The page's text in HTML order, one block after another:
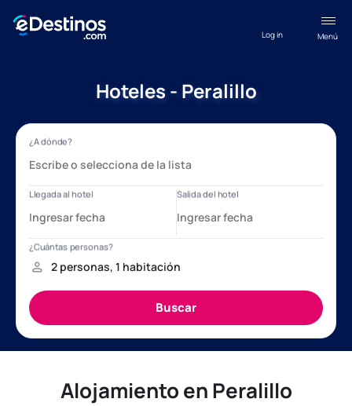
Menú
Log in
Hoteles - Peralillo
Alojamiento en Peralillo